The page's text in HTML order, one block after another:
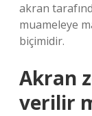
akran
muameleye
biçimidir.
Akran
verilir